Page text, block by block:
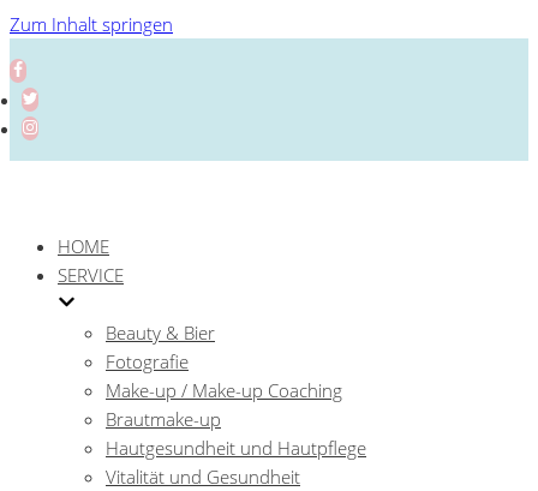
Zum Inhalt springen
HOME
SERVICE
Beauty & Bier
Fotografie
Make-up / Make-up Coaching
Brautmake-up
Hautgesundheit und Hautpflege
Vitalität und Gesundheit